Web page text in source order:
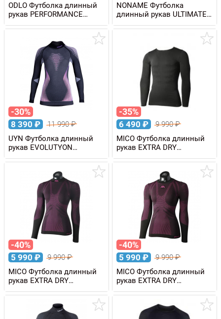
ODLO Футболка длинный
рукав PERFORMANCE
WARM Eco 1/2 Zip мужская
NONAME Футболка
длинный рукав ULTIMATE
UNDERWEAR SHIRT
унисекс
-30%
8 390 ₽ 11 990₽
UYN Футболка длинный
рукав EVOLUTYON
MELANGE с высоким
воротом, женская
-35%
6 490 ₽ 9 990₽
MICO Футболка длинный
рукав EXTRA DRY
SKINTECH мужская
-40%
5 990 ₽ 9 990₽
MICO Футболка длинный
рукав EXTRA DRY
SKINTECH с воротом,
женская
-40%
5 990 ₽ 9 990₽
MICO Футболка длинный
рукав EXTRA DRY
SKINTECH женская